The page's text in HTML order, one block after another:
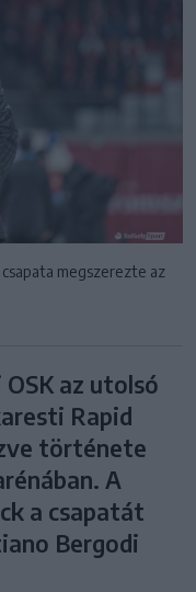
megszerezte az
az utolsó
Rapid
története
A
a csapatát
Bergodi